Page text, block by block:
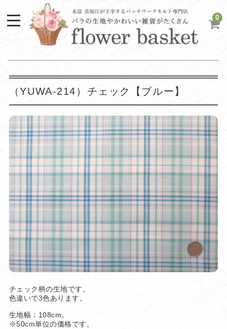
0
（YUWA-214）チェック【ブルー】
チェック柄の生地です。
色違いで3色あります。
生地幅：108cm。
※50cm単位の価格です。